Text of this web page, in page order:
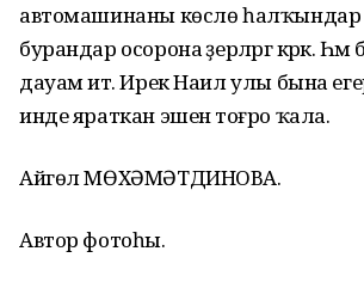
автомашинаны көслө һалҡындар
бурандар осорона әҙерләргә кәрәк.
дауам итә. Ирек Наил улы бына
инде яраткан эшенә тоғро ҡала.
Айгөл МӨХӘМӘТДИНОВА.
Автор фотоһы.